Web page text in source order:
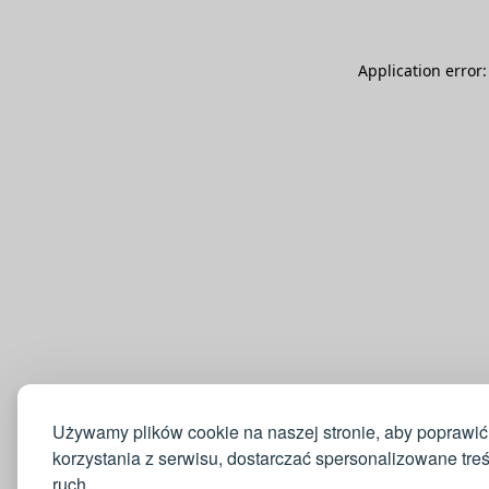
Używamy plików cookie na naszej stronie, aby
korzystania z serwisu, dostarczać spersonalizowane
Application